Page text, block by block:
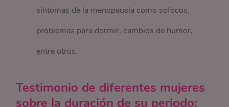
síntomas de la menopausia como sofocos,
problemas para dormir, cambios de humor,
entre otros.
Testimonio de diferentes mujeres
sobre la duración de su periodo: